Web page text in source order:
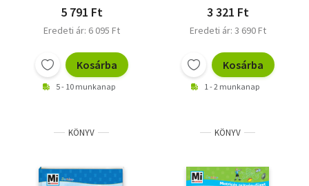
5 791 Ft
Eredeti ár: 6 095 Ft
Kosárba
5 - 10 munkanap
3 321 Ft
Eredeti ár: 3 690 Ft
Kosárba
1 - 2 munkanap
KÖNYV KÖNYV